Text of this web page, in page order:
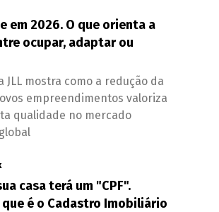
em 2026. O que orienta a
ocupar, adaptar ou
JLL mostra como a redução da
empreendimentos valoriza
qualidade no mercado
casa terá um "CPF".
que é o Cadastro Imobiliário